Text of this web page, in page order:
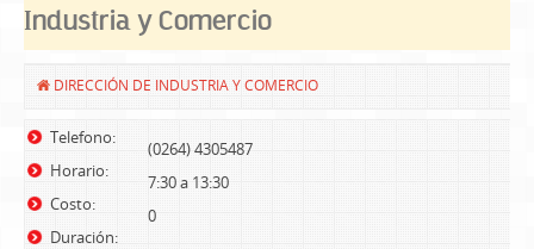
Industria y Comercio
DIRECCIÓN DE INDUSTRIA Y COMERCIO
Telefono:
Horario:
Costo:
Duración:
(0264) 4305487
7:30 a 13:30
0